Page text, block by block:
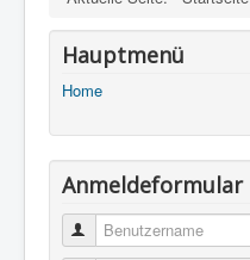
Hauptmenü
Home
Anmeldeformular
Benutzername